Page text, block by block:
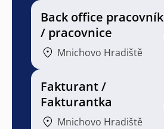
Back office pracovník
/ pracovnice
Mnichovo Hradiště
Fakturant /
Fakturantka
Mnichovo Hradiště